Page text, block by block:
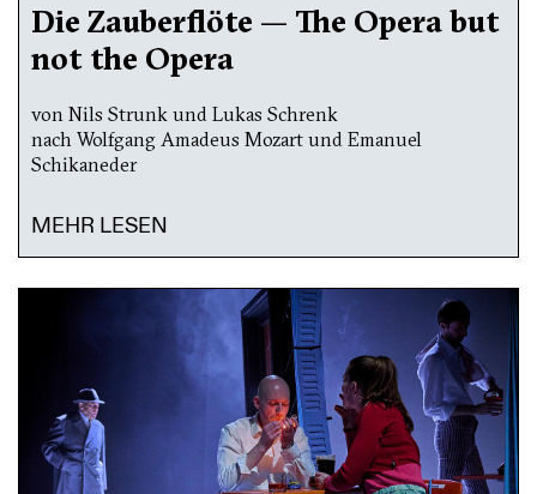
Die Zauberflöte — The Opera but
not the Opera
von Nils Strunk und Lukas Schrenk
nach Wolfgang Amadeus Mozart und Emanuel
Schikaneder
MEHR LESEN